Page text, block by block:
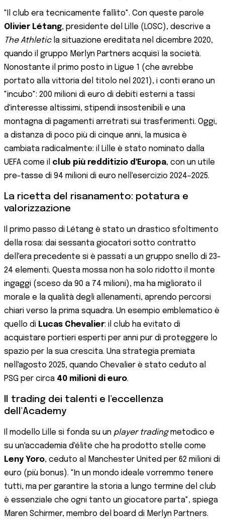
"Il club era tecnicamente fallito". Con queste parole
Olivier Létang, presidente del Lille (LOSC), descrive a
The Athleticla situazione ereditata nel dicembre 2020,
quando il gruppo Merlyn Partners acquisì la società.
Nonostante il primo posto in Ligue 1 (che avrebbe
portato alla vittoria del titolo nel 2021), i conti erano un
"incubo": 200 milioni di euro di debiti esterni a tassi
d'interesse altissimi, stipendi insostenibili e una
montagna di pagamenti arretrati sui trasferimenti. Oggi,
a distanza di poco più di cinque anni, la musica è
cambiata radicalmente: il Lille è stato nominato dalla
UEFA come il club più redditizio d'Europa, con un utile
pre-tasse di 94 milioni di euro nell'esercizio 2024-2025.
La ricetta del risanamento: potatura e
valorizzazione
Il primo passo di Létang è stato un drastico sfoltimento
della rosa: dai sessanta giocatori sotto contratto
dell'era precedente si è passati a un gruppo snello di 23-
24 elementi. Questa mossa non ha solo ridotto il monte
ingaggi (sceso da 90 a 74 milioni), ma ha migliorato il
morale e la qualità degli allenamenti, aprendo percorsi
chiari verso la prima squadra. Un esempio emblematico è
quello di Lucas Chevalier: il club ha evitato di
acquistare portieri esperti per anni pur di proteggere lo
spazio per la sua crescita. Una strategia premiata
nell'agosto 2025, quando Chevalier è stato ceduto al
PSG per circa 40 milioni di euro.
Il trading dei talenti e l'eccellenza
dell'Academy
Il modello Lille si fonda su un player tradingmetodico e
su un'accademia d'élite che ha prodotto stelle come
Leny Yoro, ceduto al Manchester United per 62 milioni di
euro (più bonus). "In un mondo ideale vorremmo tenere
tutti, ma per garantire la storia a lungo termine del club
è essenziale che ogni tanto un giocatore parta", spiega
Maren Schirmer, membro del board di Merlyn Partners.